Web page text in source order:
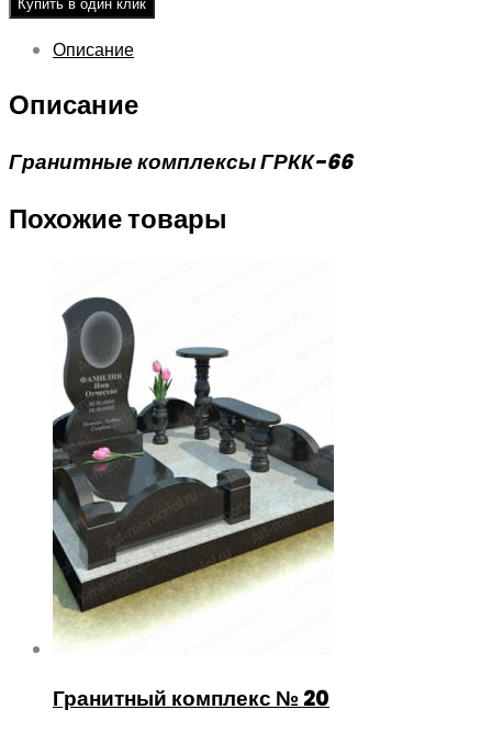
Описание
Описание
Гранитные комплексы ГРКК-66
Похожие товары
Гранитный комплекс № 20